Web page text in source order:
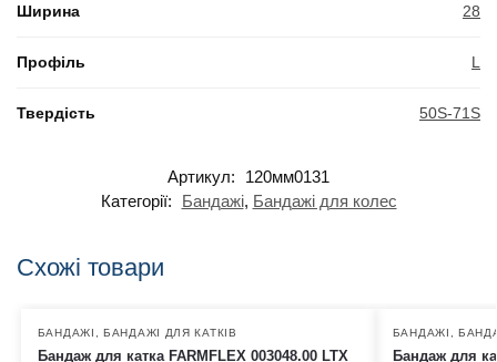
Ширина 28
Профіль L
Твердість 50S-71S
Артикул:
120мм0131
Категорії:
Бандажі, Бандажі для колес
Схожі товари
БАНДАЖІ ,БАНДАЖІ ДЛЯ КАТКІВ
Бандаж для катка FARMFLEX 003048.00 LTX
БАНДАЖІ ,
Бандаж для